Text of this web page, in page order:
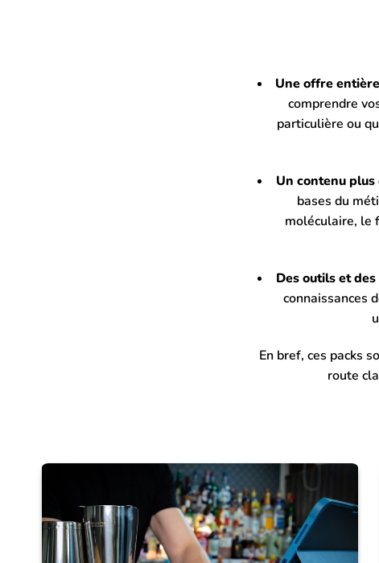
Une offre
comprendre
particulière ou
Un contenu
bases du
moléculaire, le
Des outils et
connaissances
En bref, ces packs
route